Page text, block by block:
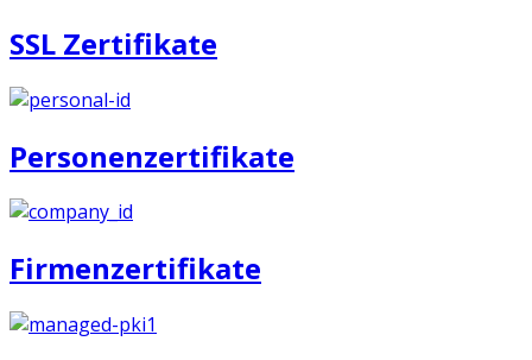
SSL Zertifikate
Personenzertifikate
Firmenzertifikate